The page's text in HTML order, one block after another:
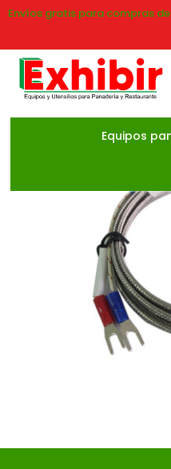
Envíos gratis para compras
Equipos